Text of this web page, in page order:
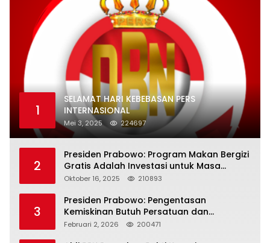
1
SELAMAT HARI KEBEBASAN PERS
INTERNASIONAL
Mei 3, 2025 224697
2
Presiden Prabowo: Program Makan Bergizi
Gratis Adalah Investasi untuk Masa
Depan Bangsa
Oktober 16, 2025 210893
3
Presiden Prabowo: Pengentasan
Kemiskinan Butuh Persatuan dan
Kepemimpinan yang Bertanggung Jawab
Februari 2, 2026 200471